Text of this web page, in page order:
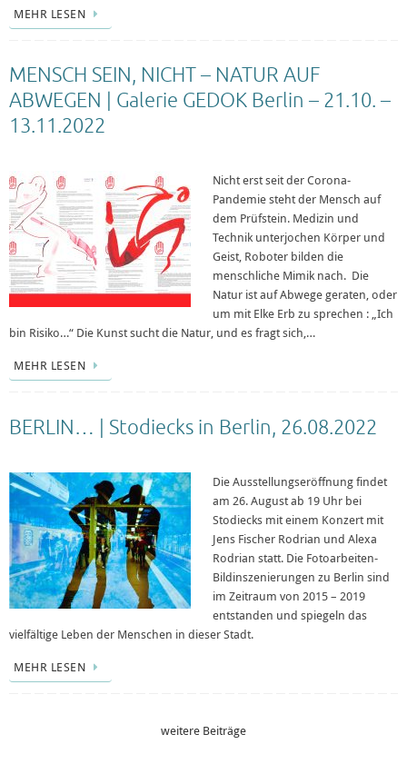
MEHR LESEN
MENSCH SEIN, NICHT – NATUR AUF
ABWEGEN | Galerie GEDOK Berlin – 21.10. –
13.11.2022
Nicht erst seit der Corona-
Pandemie steht der Mensch auf
dem Prüfstein. Medizin und
Technik unterjochen Körper und
Geist, Roboter bilden die
menschliche Mimik nach. Die
Natur ist auf Abwege geraten, oder
um mit Elke Erb zu sprechen : „Ich
bin Risiko…“ Die Kunst sucht die Natur, und es fragt sich,…
MEHR LESEN
BERLIN… | Stodiecks in Berlin, 26.08.2022
Die Ausstellungseröffnung findet
am 26. August ab 19 Uhr bei
Stodiecks mit einem Konzert mit
Jens Fischer Rodrian und Alexa
Rodrian statt. Die Fotoarbeiten-
Bildinszenierungen zu Berlin sind
im Zeitraum von 2015 – 2019
entstanden und spiegeln das
vielfältige Leben der Menschen in dieser Stadt.
MEHR LESEN
weitere Beiträge